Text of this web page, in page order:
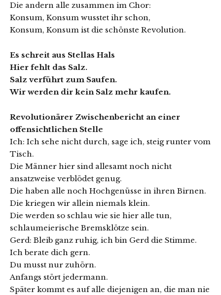
Die andern alle zusammen im Chor:
Konsum, Konsum wusstet ihr schon,
Konsum, Konsum ist die schönste Revolution.
Es schreit aus Stellas Hals
Hier fehlt das Salz.
Salz verführt zum Saufen.
Wir werden dir kein Salz mehr kaufen.
Revolutionärer Zwischenbericht an einer
offensichtlichen Stelle
Ich: Ich sehe nicht durch, sage ich, steig runter vom
Tisch.
Die Männer hier sind allesamt noch nicht
ansatzweise verblödet genug.
Die haben alle noch Hochgenüsse in ihren Birnen.
Die kriegen wir allein niemals klein.
Die werden so schlau wie sie hier alle tun,
schlaumeierische Bremsklötze sein.
Gerd: Bleib ganz ruhig, ich bin Gerd die Stimme.
Ich berate dich gern.
Du musst nur zuhörn.
Anfangs stört jedermann.
Später kommt es auf alle diejenigen an, die man nie